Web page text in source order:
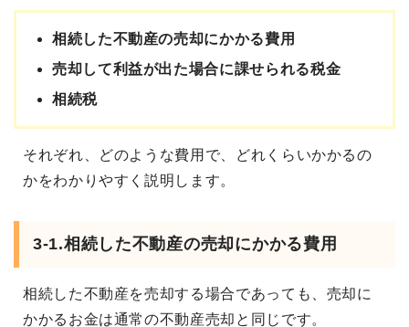
相続した不動産の売却にかかる費用
売却して利益が出た場合に課せられる税金
相続税
それぞれ、どのような費用で、どれくらいかかるの
かをわかりやすく説明します。
3-1.相続した不動産の売却にかかる費用
相続した不動産を売却する場合であっても、売却に
かかるお金は通常の不動産売却と同じです。